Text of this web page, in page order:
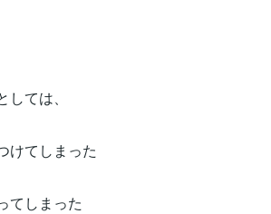
ては、
けてしまった
てしまった